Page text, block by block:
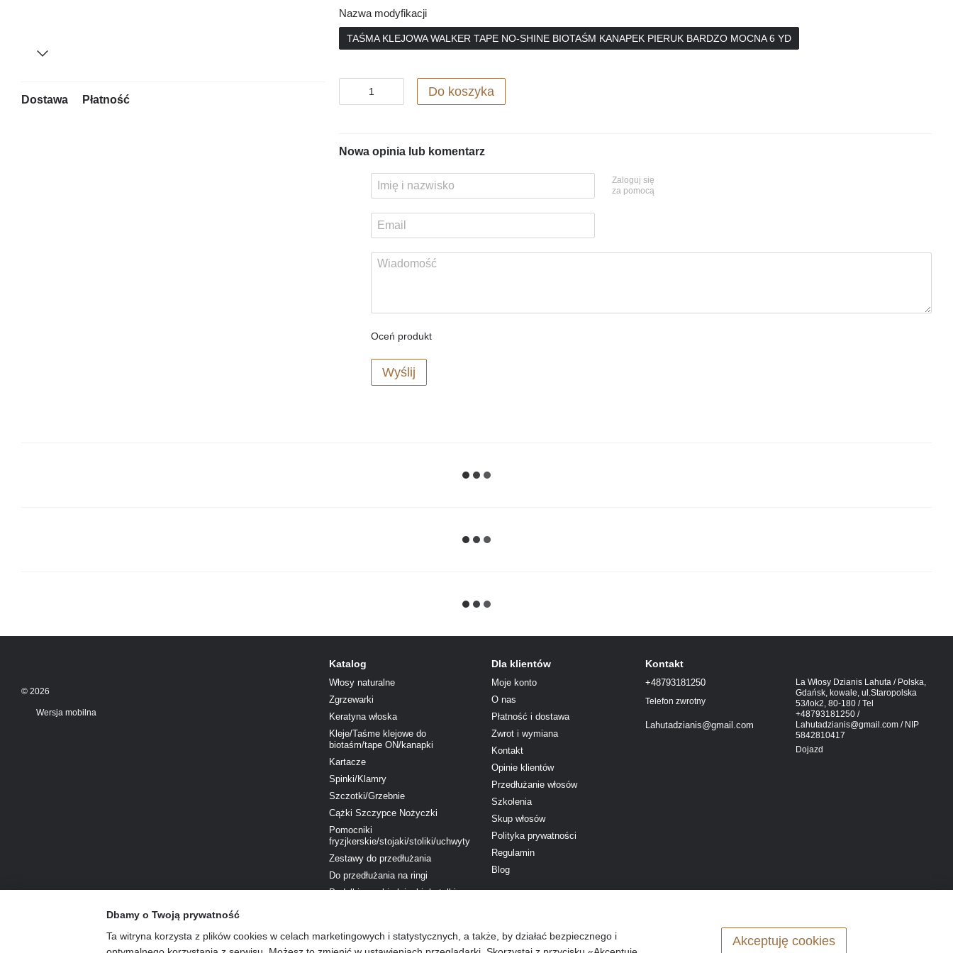
Dostawa Płatność
Nazwa modyfikacji
TAŚMA KLEJOWA WALKER TAPE NO-SHINE BIOTAŚM KANAPEK PIERUK BARDZO MOCNA 6 YD
Do koszyka
Nowa opinia lub komentarz
Zaloguj się
za pomocą
Oceń produkt
Wyślij
© 2026
Wersja mobilna
Katalog
Włosy naturalne
Zgrzewarki
Keratyna włoska
Kleje/Taśme klejowe do
biotaśm/tape ON/kanapki
Kartacze
Spinki/Klamry
Szczotki/Grzebnie
Cążki Szczypce Nożyczki
Pomocniki
fryzjkerskie/stojaki/stoliki/uchwyty
Zestawy do przedłużania
Do przedłużania na ringi
Pudełki puszki słoiczki, butelki
DLA KREATYWNYCH
Dla klientów
Moje konto
O nas
Płatność i dostawa
Zwrot i wymiana
Kontakt
Opinie klientów
Przedłużanie włosów
Szkolenia
Skup włosów
Polityka prywatności
Regulamin
Blog
Kontakt
+48793181250
Telefon zwrotny
Lahutadzianis@gmail.com
La Włosy Dzianis Lahuta / Polska,
Gdańsk, kowale, ul.Staropolska
53/lok2, 80-180 / Tel
+48793181250 /
Lahutadzianis@gmail.com / NIP
5842810417
Dojazd
Dbamy o Twoją prywatność
Ta witryna korzysta z plików cookies w celach marketingowych i statystycznych, a także, by działać bezpiecznego i
Akceptuję cookies